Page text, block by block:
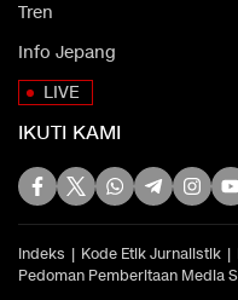
Tren
Info Jepang
LIVE
IKUTI KAMI
Indeks Kode Etik Jurnalistik
Pedoman Pemberitaan Media